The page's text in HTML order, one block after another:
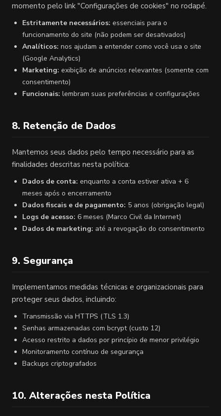
momento pelo link "Configurações de cookies" no rodapé.
Estritamente necessários: essenciais para o
funcionamento do site (não podem ser desativados)
Analíticos: nos ajudam a entender como você usa o site
(Google Analytics)
Marketing: exibição de anúncios relevantes (somente com
consentimento)
Funcionais: lembram suas preferências e configurações
8. Retenção de Dados
Mantemos seus dados pelo tempo necessário para as
finalidades descritas nesta política:
Dados de conta: enquanto a conta estiver ativa + 6
meses após o encerramento
Dados fiscais e de pagamento: 5 anos (obrigação legal)
Logs de acesso: 6 meses (Marco Civil da Internet)
Dados de marketing: até a revogação do consentimento
9. Segurança
Implementamos medidas técnicas e organizacionais para
proteger seus dados, incluindo:
Transmissão via HTTPS (TLS 1.3)
Senhas armazenadas com bcrypt (custo 12)
Acesso restrito a dados por princípio de menor privilégio
Monitoramento contínuo de segurança
Backups criptografados
10. Alterações nesta Política